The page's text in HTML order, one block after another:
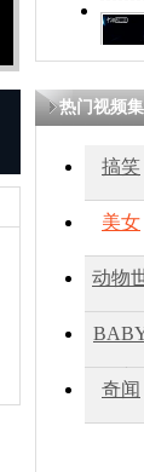
热门视频集
搞笑
美女
动物
秀
奇闻